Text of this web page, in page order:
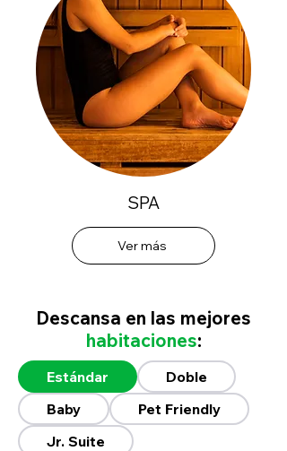
SPA
Ver más
Descansa en las mejores
habitaciones:
Estándar
Doble
Baby
Pet Friendly
Jr. Suite